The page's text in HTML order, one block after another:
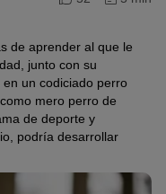
de aprender al que le
junto con su
un codiciado perro
mero perro de
de deporte y
podría desarrollar